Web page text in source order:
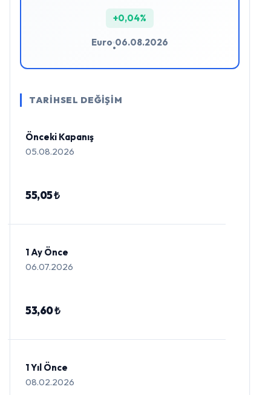
+0,04%
Euro
•
06.08.2026
TARİHSEL DEĞİŞİM
Önceki Kapanış
05.08.2026
55,05 ₺
1 Ay Önce
06.07.2026
53,60 ₺
1 Yıl Önce
08.02.2026